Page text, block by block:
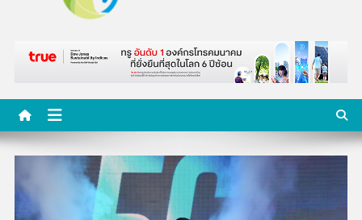
คนกับความคิด ชีวิตกับ
นวัตกรรม